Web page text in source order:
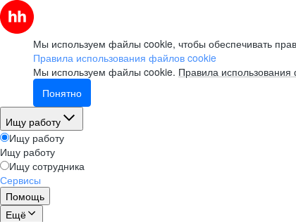
Мы используем файлы cookie, чтобы обеспечивать
Правила использования файлов cookie
Мы используем файлы cookie. Правила
Понятно
Ищу работу
Ищу работу
Ищу работу
Ищу сотрудника
Сервисы
Помощь
Ещё